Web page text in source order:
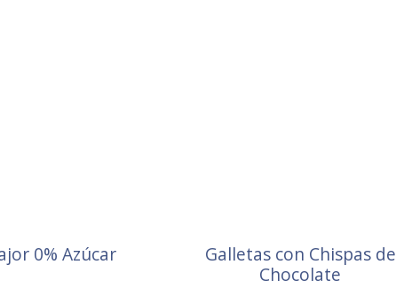
0% Azúcar
Galletas con Chispas de
Chocolate